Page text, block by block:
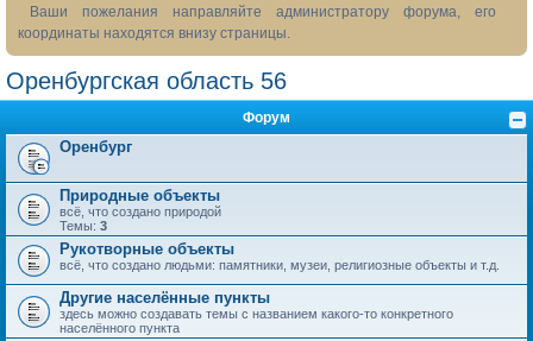
Ваши пожелания направляйте администратору форума, его
координаты находятся внизу страницы.
Оренбургская область 56
Форум
Оренбург
Природные объекты
всё, что создано природой
Темы: 3
Рукотворные объекты
всё, что создано людьми: памятники, музеи, религиозные объекты и т.д.
Другие населённые пункты
здесь можно создавать темы с названием какого-то конкретного
населённого пункта